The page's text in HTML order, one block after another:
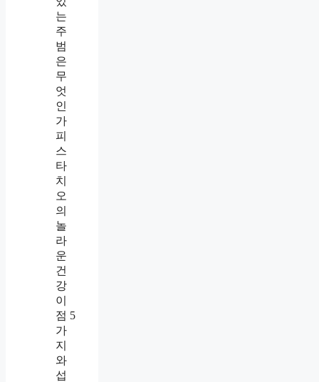
는
주
범
은
무
엇
인
가
피
스
타
치
오
의
놀
라
운
건
강
이
점 5
가
지
와
섭